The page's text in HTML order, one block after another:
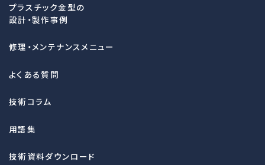
プラスチック金型の
設計・製作事例
修理・メンテナンスメニュー
よくある質問
技術コラム
用語集
技術資料ダウンロード